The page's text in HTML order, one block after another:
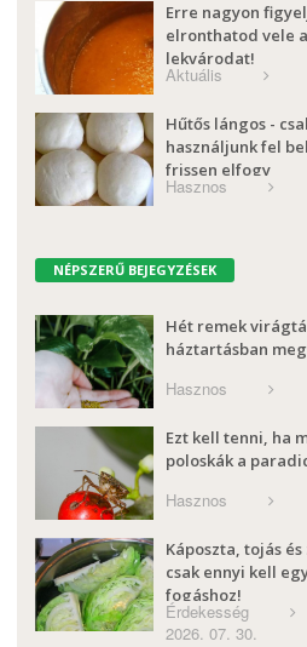
Erre nagyon
elronthatod vele
lekvárodat!
Aktuális
Hűtős lángos -
használjunk fel
frissen elfogy
Hasznos
NÉPSZERŰ BEJEGYZÉSEK
Hét remek
háztartásban
Hasznos
Ezt kell tenni, ha
poloskák a
Hasznos
Káposzta, tojás
csak ennyi kell
fogáshoz!
Érdekesség
2026. 07. 30.